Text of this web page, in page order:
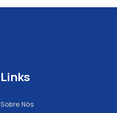
Links
Sobre Nós